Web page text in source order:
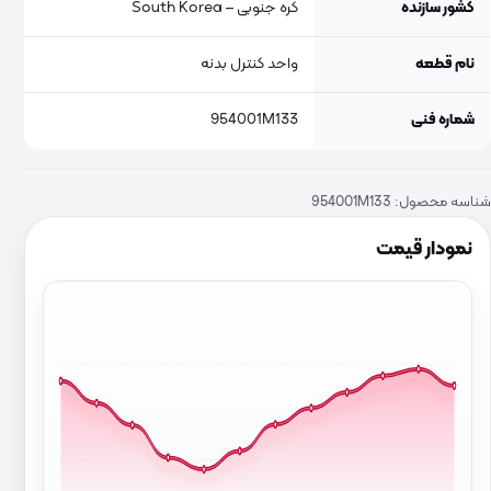
نمودار قیمت
کشور سازنده کره جنوبی – South Korea
نام قطعه واحد کنترل بدنه
شماره فنی 954001M133
شناسه محصول: 954001M133